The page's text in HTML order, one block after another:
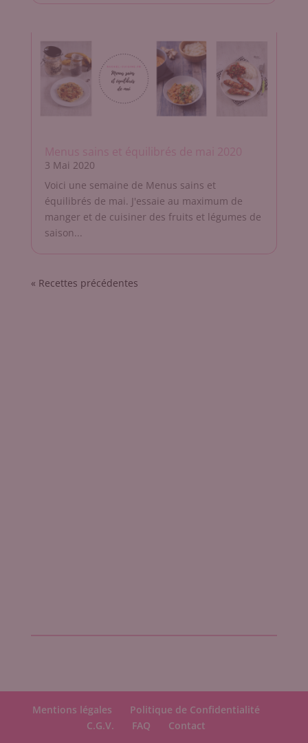
Menus sains et équilibrés de mai 2020
3 Mai 2020
Voici une semaine de Menus sains et
équilibrés de mai. J'essaie au maximum de
manger et de cuisiner des fruits et légumes de
saison...
« Entrées précédentes
Mentions légales
Politique de Confidentialité
C.G.V.
FAQ Contact